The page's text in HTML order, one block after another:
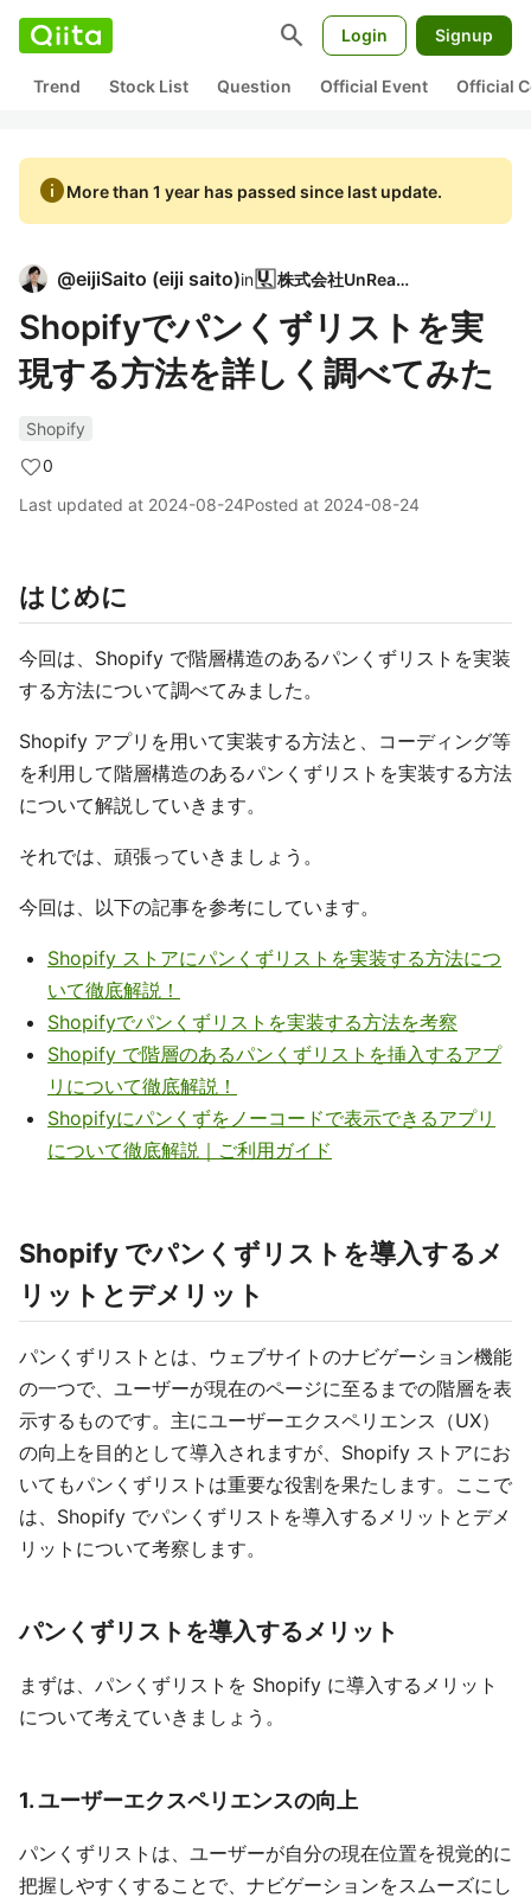
search Login Signup
Trend Stock List Question Official Event Official
infoMore than 1 year has passed since last update.
@eijiSaito (eiji saito)in 株式会社UnReact
Shopifyでパンくずリストを実
現する方法を詳しく調べてみた
Shopify
0
Last updated at 2024-08-24Posted at 2024-08-24
はじめに
今回は、Shopify で階層構造のあるパンくずリストを実装
する方法について調べてみました。
Shopify アプリを用いて実装する方法と、コーディング等
を利用して階層構造のあるパンくずリストを実装する方法
について解説していきます。
それでは、頑張っていきましょう。
今回は、以下の記事を参考にしています。
Shopify ストアにパンくずリストを実装する方法につ
いて徹底解説！
Shopifyでパンくずリストを実装する方法を考察
Shopify で階層のあるパンくずリストを挿入するアプ
リについて徹底解説！
Shopifyにパンくずをノーコードで表示できるアプリ
について徹底解説｜ご利用ガイド
Shopify でパンくずリストを導入するメ
リットとデメリット
パンくずリストとは、ウェブサイトのナビゲーション機能
の一つで、ユーザーが現在のページに至るまでの階層を表
示するものです。主にユーザーエクスペリエンス（UX）
の向上を目的として導入されますが、Shopify ストアにお
いてもパンくずリストは重要な役割を果たします。ここで
は、Shopify でパンくずリストを導入するメリットとデメ
リットについて考察します。
パンくずリストを導入するメリット
まずは、パンくずリストを Shopify に導入するメリット
について考えていきましょう。
1. ユーザーエクスペリエンスの向上
パンくずリストは、ユーザーが自分の現在位置を視覚的に
把握しやすくすることで、ナビゲーションをスムーズにし